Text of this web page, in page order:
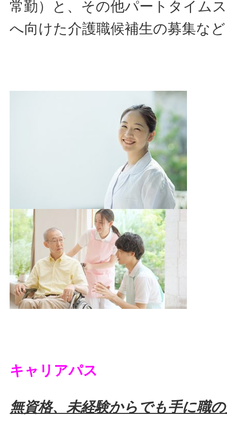
常勤）と、その他パートタイム
へ向けた介護職候補生の募集な
キャリアパス
無資格、未経験からでも手に職